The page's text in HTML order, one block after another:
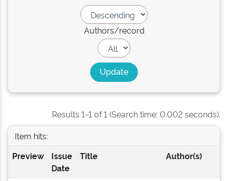
Authors/record
Results 1-1 of 1 (Search time: 0.002 seconds).
Item hits:
Preview
Issue
Date
Title Author(s)